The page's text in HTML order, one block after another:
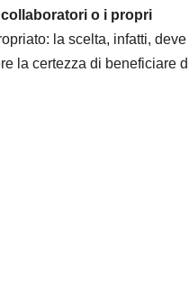
o i propri
la scelta, infatti, deve
la certezza di beneficiare